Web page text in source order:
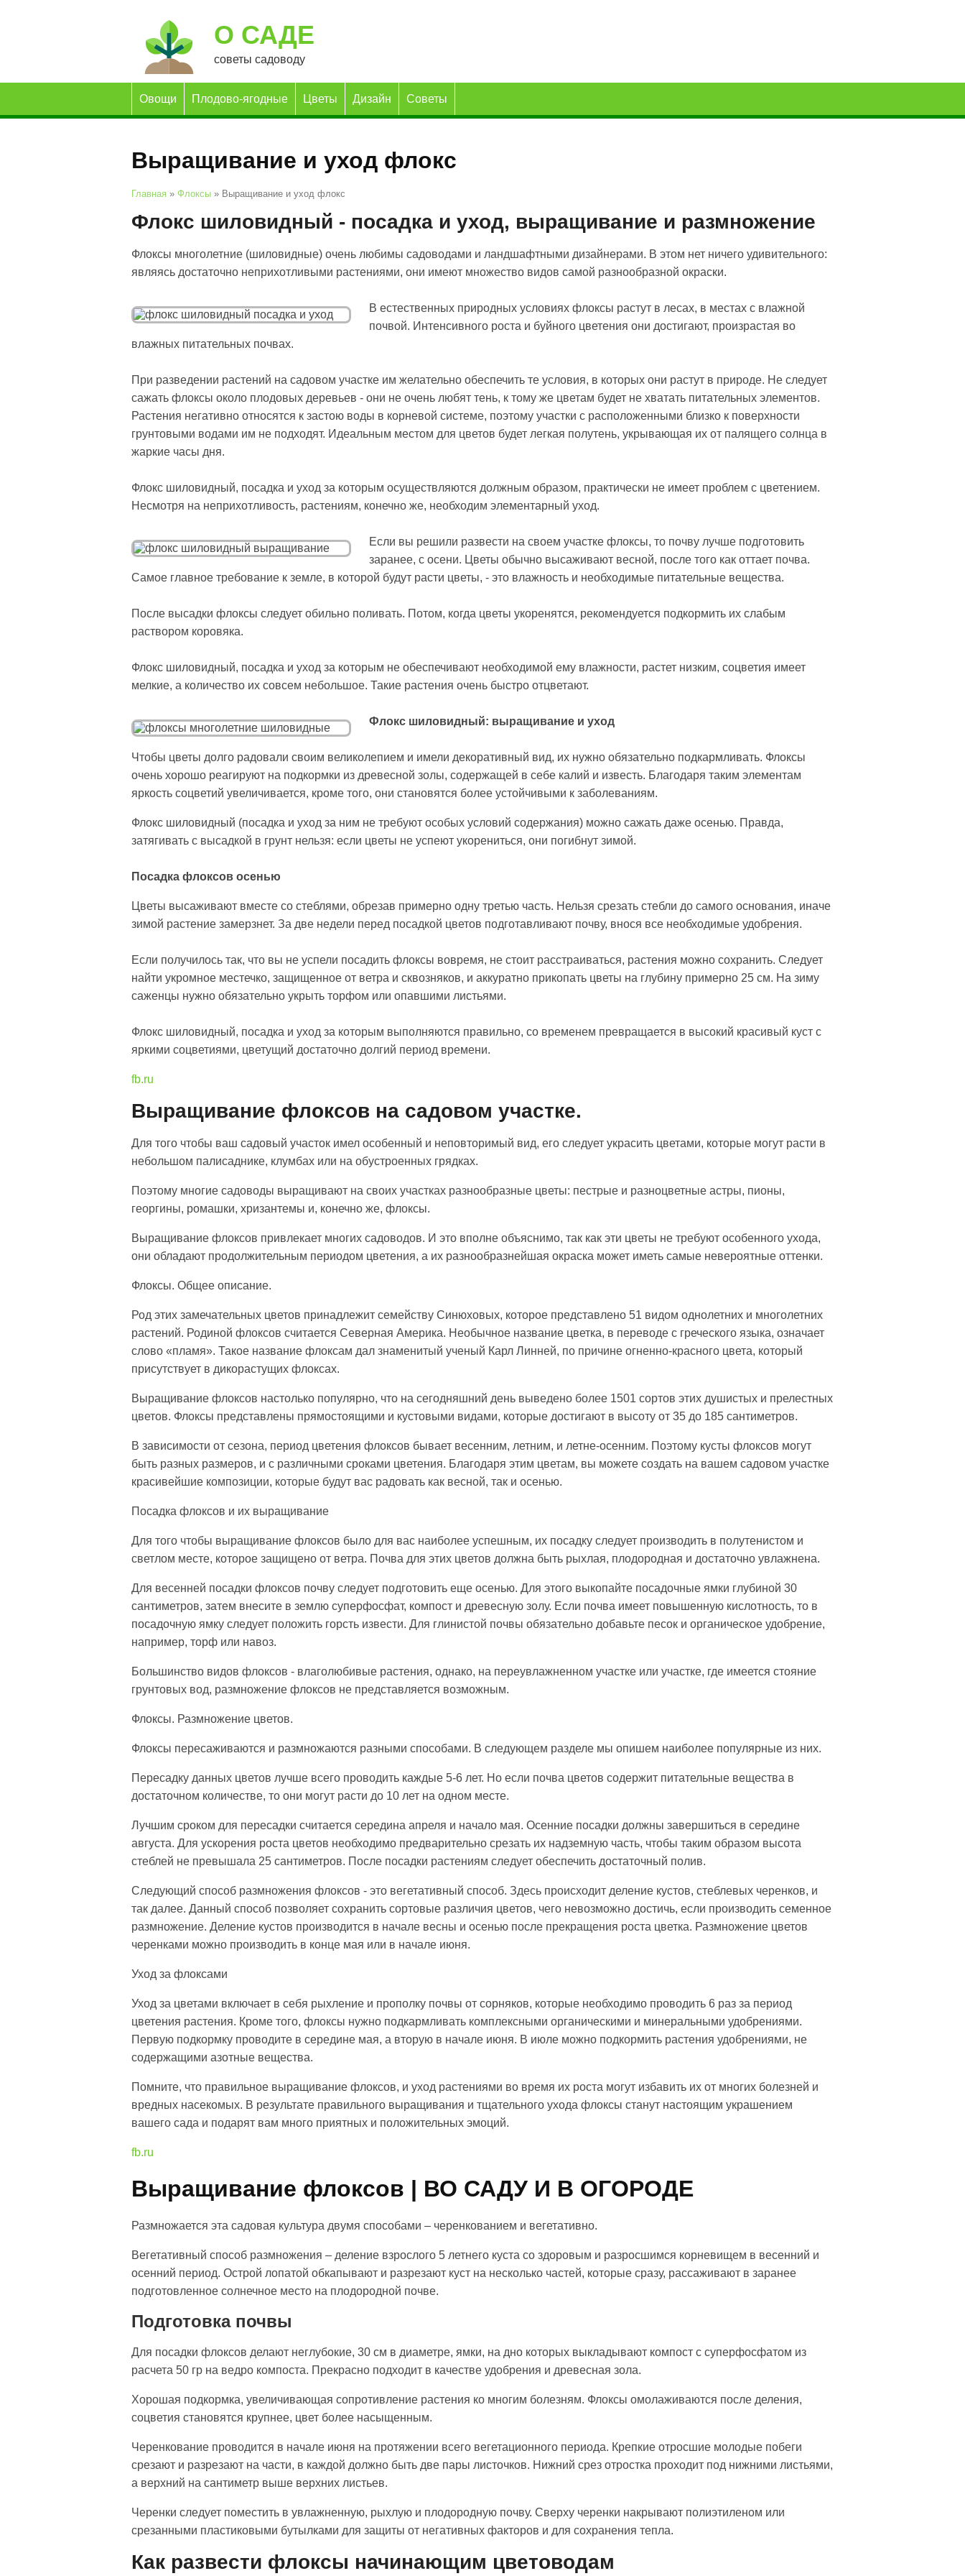
О САДЕ
советы садоводу
Выращивание и уход флокс
Главная » Флоксы » Выращивание и уход флокс
Флокс шиловидный - посадка и уход, выращивание и размножение
Флоксы многолетние (шиловидные) очень любимы садоводами и ландшафтными дизайнерами. В этом нет ничего удивительного:
являясь достаточно неприхотливыми растениями, они имеют множество видов самой разнообразной окраски.
В естественных природных условиях флоксы растут в лесах, в местах с влажной
почвой. Интенсивного роста и буйного цветения они достигают, произрастая во
влажных питательных почвах.
При разведении растений на садовом участке им желательно обеспечить те условия, в которых они растут в природе. Не следует
сажать флоксы около плодовых деревьев - они не очень любят тень, к тому же цветам будет не хватать питательных элементов.
Растения негативно относятся к застою воды в корневой системе, поэтому участки с расположенными близко к поверхности
грунтовыми водами им не подходят. Идеальным местом для цветов будет легкая полутень, укрывающая их от палящего солнца в
жаркие часы дня.
Флокс шиловидный, посадка и уход за которым осуществляются должным образом, практически не имеет проблем с цветением.
Несмотря на неприхотливость, растениям, конечно же, необходим элементарный уход.
Если вы решили развести на своем участке флоксы, то почву лучше подготовить
заранее, с осени. Цветы обычно высаживают весной, после того как оттает почва.
Самое главное требование к земле, в которой будут расти цветы, - это влажность и необходимые питательные вещества.
После высадки флоксы следует обильно поливать. Потом, когда цветы укоренятся, рекомендуется подкормить их слабым
раствором коровяка.
Флокс шиловидный, посадка и уход за которым не обеспечивают необходимой ему влажности, растет низким, соцветия имеет
мелкие, а количество их совсем небольшое. Такие растения очень быстро отцветают.
Флокс шиловидный: выращивание и уход
Чтобы цветы долго радовали своим великолепием и имели декоративный вид, их нужно обязательно подкармливать. Флоксы
очень хорошо реагируют на подкормки из древесной золы, содержащей в себе калий и известь. Благодаря таким элементам
яркость соцветий увеличивается, кроме того, они становятся более устойчивыми к заболеваниям.
Флокс шиловидный (посадка и уход за ним не требуют особых условий содержания) можно сажать даже осенью. Правда,
затягивать с высадкой в грунт нельзя: если цветы не успеют укорениться, они погибнут зимой.
Посадка флоксов осенью
Цветы высаживают вместе со стеблями, обрезав примерно одну третью часть. Нельзя срезать стебли до самого основания, иначе
зимой растение замерзнет. За две недели перед посадкой цветов подготавливают почву, внося все необходимые удобрения.
Если получилось так, что вы не успели посадить флоксы вовремя, не стоит расстраиваться, растения можно сохранить. Следует
найти укромное местечко, защищенное от ветра и сквозняков, и аккуратно прикопать цветы на глубину примерно 25 см. На зиму
саженцы нужно обязательно укрыть торфом или опавшими листьями.
Флокс шиловидный, посадка и уход за которым выполняются правильно, со временем превращается в высокий красивый куст с
яркими соцветиями, цветущий достаточно долгий период времени.
fb.ru
Выращивание флоксов на садовом участке.
Для того чтобы ваш садовый участок имел особенный и неповторимый вид, его следует украсить цветами, которые могут расти в
небольшом палисаднике, клумбах или на обустроенных грядках.
Поэтому многие садоводы выращивают на своих участках разнообразные цветы: пестрые и разноцветные астры, пионы,
георгины, ромашки, хризантемы и, конечно же, флоксы.
Выращивание флоксов привлекает многих садоводов. И это вполне объяснимо, так как эти цветы не требуют особенного ухода,
они обладают продолжительным периодом цветения, а их разнообразнейшая окраска может иметь самые невероятные оттенки.
Флоксы. Общее описание.
Род этих замечательных цветов принадлежит семейству Синюховых, которое представлено 51 видом однолетних и многолетних
растений. Родиной флоксов считается Северная Америка. Необычное название цветка, в переводе с греческого языка, означает
слово «пламя». Такое название флоксам дал знаменитый ученый Карл Линней, по причине огненно-красного цвета, который
присутствует в дикорастущих флоксах.
Выращивание флоксов настолько популярно, что на сегодняшний день выведено более 1501 сортов этих душистых и прелестных
цветов. Флоксы представлены прямостоящими и кустовыми видами, которые достигают в высоту от 35 до 185 сантиметров.
В зависимости от сезона, период цветения флоксов бывает весенним, летним, и летне-осенним. Поэтому кусты флоксов могут
быть разных размеров, и с различными сроками цветения. Благодаря этим цветам, вы можете создать на вашем садовом участке
красивейшие композиции, которые будут вас радовать как весной, так и осенью.
Посадка флоксов и их выращивание
Для того чтобы выращивание флоксов было для вас наиболее успешным, их посадку следует производить в полутенистом и
светлом месте, которое защищено от ветра. Почва для этих цветов должна быть рыхлая, плодородная и достаточно увлажнена.
Для весенней посадки флоксов почву следует подготовить еще осенью. Для этого выкопайте посадочные ямки глубиной 30
сантиметров, затем внесите в землю суперфосфат, компост и древесную золу. Если почва имеет повышенную кислотность, то в
посадочную ямку следует положить горсть извести. Для глинистой почвы обязательно добавьте песок и органическое удобрение,
например, торф или навоз.
Большинство видов флоксов - влаголюбивые растения, однако, на переувлажненном участке или участке, где имеется стояние
грунтовых вод, размножение флоксов не представляется возможным.
Флоксы. Размножение цветов.
Флоксы пересаживаются и размножаются разными способами. В следующем разделе мы опишем наиболее популярные из них.
Пересадку данных цветов лучше всего проводить каждые 5-6 лет. Но если почва цветов содержит питательные вещества в
достаточном количестве, то они могут расти до 10 лет на одном месте.
Лучшим сроком для пересадки считается середина апреля и начало мая. Осенние посадки должны завершиться в середине
августа. Для ускорения роста цветов необходимо предварительно срезать их надземную часть, чтобы таким образом высота
стеблей не превышала 25 сантиметров. После посадки растениям следует обеспечить достаточный полив.
Следующий способ размножения флоксов - это вегетативный способ. Здесь происходит деление кустов, стеблевых черенков, и
так далее. Данный способ позволяет сохранить сортовые различия цветов, чего невозможно достичь, если производить семенное
размножение. Деление кустов производится в начале весны и осенью после прекращения роста цветка. Размножение цветов
черенками можно производить в конце мая или в начале июня.
Уход за флоксами
Уход за цветами включает в себя рыхление и прополку почвы от сорняков, которые необходимо проводить 6 раз за период
цветения растения. Кроме того, флоксы нужно подкармливать комплексными органическими и минеральными удобрениями.
Первую подкормку проводите в середине мая, а вторую в начале июня. В июле можно подкормить растения удобрениями, не
содержащими азотные вещества.
Помните, что правильное выращивание флоксов, и уход растениями во время их роста могут избавить их от многих болезней и
вредных насекомых. В результате правильного выращивания и тщательного ухода флоксы станут настоящим украшением
вашего сада и подарят вам много приятных и положительных эмоций.
fb.ru
Выращивание флоксов | ВО САДУ И В ОГОРОДЕ
Размножается эта садовая культура двумя способами – черенкованием и вегетативно.
Вегетативный способ размножения – деление взрослого 5 летнего куста со здоровым и разросшимся корневищем в весенний и
осенний период. Острой лопатой обкапывают и разрезают куст на несколько частей, которые сразу, рассаживают в заранее
подготовленное солнечное место на плодородной почве.
Подготовка почвы
Для посадки флоксов делают неглубокие, 30 см в диаметре, ямки, на дно которых выкладывают компост с суперфосфатом из
расчета 50 гр на ведро компоста. Прекрасно подходит в качестве удобрения и древесная зола.
Хорошая подкормка, увеличивающая сопротивление растения ко многим болезням. Флоксы омолаживаются после деления,
соцветия становятся крупнее, цвет более насыщенным.
Черенкование проводится в начале июня на протяжении всего вегетационного периода. Крепкие отросшие молодые побеги
срезают и разрезают на части, в каждой должно быть две пары листочков. Нижний срез отростка проходит под нижними листьями,
а верхний на сантиметр выше верхних листьев.
Черенки следует поместить в увлажненную, рыхлую и плодородную почву. Сверху черенки накрывают полиэтиленом или
срезанными пластиковыми бутылками для защиты от негативных факторов и для сохранения тепла.
Как развести флоксы начинающим цветоводам
Овощи Плодово-ягодные Цветы Дизайн Советы